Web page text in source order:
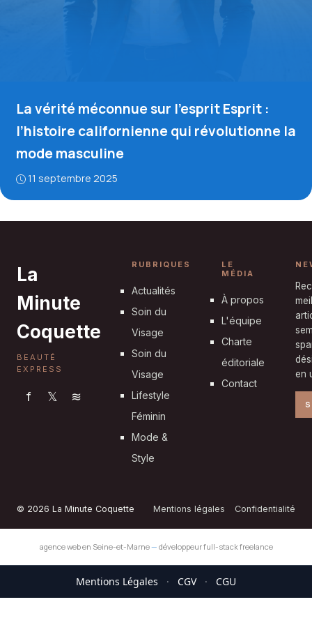
La vérité méconnue sur l’esprit Esprit :
l’histoire californienne qui révolutionne la
mode masculine
11 septembre 2025
La
Minute
Coquette
BEAUTÉ
EXPRESS
f 𝕏 ≋
RUBRIQUES
Actualités
Soin du
Visage
Soin du
Visage
Lifestyle
Féminin
Mode &
Style
LE
MÉDIA
À propos
L'équipe
Charte
éditoriale
Contact
en
© 2026 La Minute Coquette Mentions légales Confidentialité
agence web en Seine-et-Marne— développeur full-stack freelance
Mentions Légales · CGV · CGU